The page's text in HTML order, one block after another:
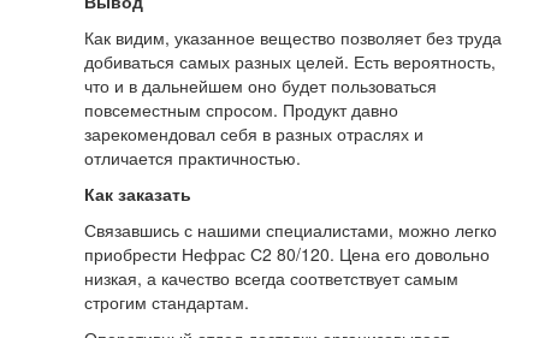
Как видим, указанное вещество позволяет без труда
добиваться самых разных целей. Есть вероятность,
что и в дальнейшем оно будет пользоваться
повсеместным спросом. Продукт давно
зарекомендовал себя в разных отраслях и
отличается практичностью.
Как заказать
Связавшись с нашими специалистами, можно легко
приобрести Нефрас С2 80/120. Цена его довольно
низкая, а качество всегда соответствует самым
строгим стандартам.